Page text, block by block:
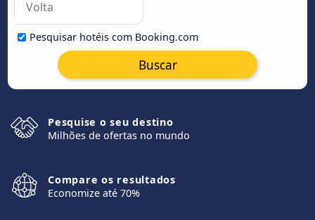
Pesquisar hotéis com Booking.com
Buscar
Pesquise o seu destino
Milhões de ofertas no mundo
Compare os resultados
Economize até 70%